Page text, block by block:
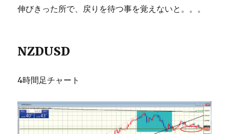
伸びきった所で、戻りを待つ事を覚えないと。。。
NZDUSD
4時間足チャート